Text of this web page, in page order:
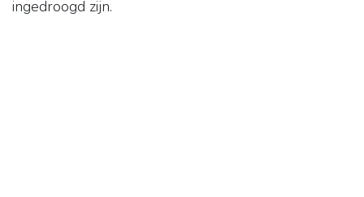
ingedroogd zijn.